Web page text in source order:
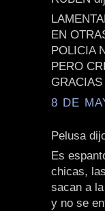
EN
POLICIA
PERO
8 DE
Pelusa
Es
chicas,
sacan a
y no se